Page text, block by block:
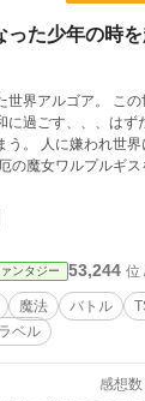
た少年の時
世界アルゴア。 こ
に過ごす、、、はず
う。 人に嫌われ世
の魔女ワルプルギ
ンタジー 53,244 位
魔法 バトル
ベル
感想数